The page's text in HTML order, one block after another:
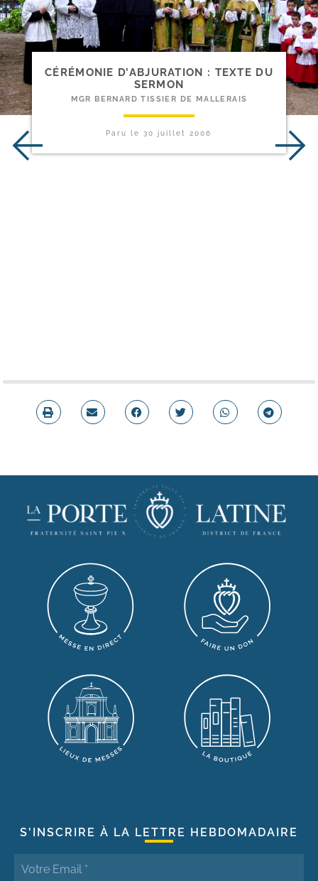
CÉRÉMONIE D’ABJURATION : TEXTE DU
SERMON
MGR BERNARD TISSIER DE MALLERAIS
Paru le30 juillet 2006
S'INSCRIRE À LA LETTRE HEBDOMADAIRE